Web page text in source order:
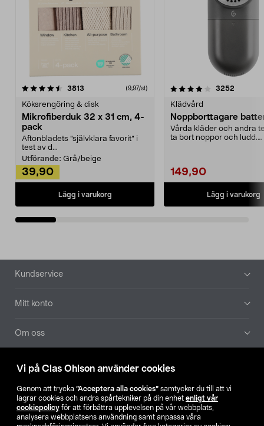
Vi på Clas Ohlson använder cookies
Genom att trycka ”Acceptera alla cookies” samtycker du till att vi
lagrar cookies och andra spårtekniker på din enhet enligt vår
cookiepolicy för att förbättra upplevelsen på vår webbplats,
analysera webbplatsens användning samt anpassa våra
3813 (9,97/st)
Köksrengöring & disk
Mikrofiberduk 32 x 31 cm, 4-
pack
Aftonbladets "självklara favorit” i
test av d...
Utförande: Grå/beige
39,90
Lägg i varukorg
4.0av 5 stjärnor 3252
Klädvård
Noppborttagare
Vårda kläder och andra
ta bort noppor och ludd.
149,90
Lägg i varukorg
4.5av 5 stjärnor
Sidfot
Kundservice
Mitt konto
Om oss
Aktuellt
Våra bolag
Hitta butik